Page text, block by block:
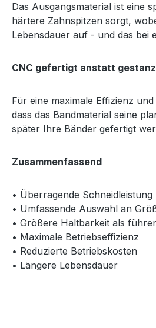
Das Ausgangsmaterial ist eine
härtere Zahnspitzen sorgt,
Lebensdauer auf - und das bei
CNC gefertigt anstatt
Für eine maximale Effizienz
dass das Bandmaterial seine
später Ihre Bänder gefertigt
Zusammenfassend
• Überragende
• Umfassende Auswahl an
• Größere Haltbarkeit als
• Maximale Betriebseffizienz
• Reduzierte Betriebskosten
• Längere Lebensdauer